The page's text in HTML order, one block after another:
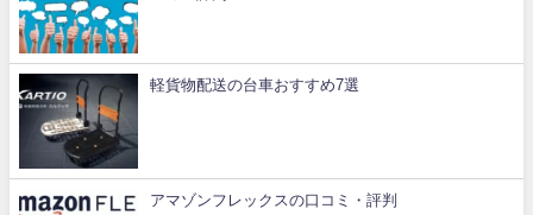
軽貨物配送の台車おすすめ7選
アマゾンフレックスの口コミ・評判